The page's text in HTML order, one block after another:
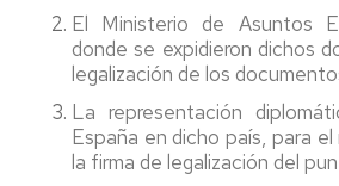
El Ministerio de Asuntos
donde se expidieron dichos
legalización de los
La representación
España en dicho país, para
la firma de legalización del